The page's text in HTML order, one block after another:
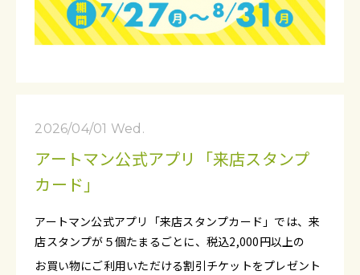
2026/04/01 Wed.
アートマン公式アプリ「来店スタンプ
カード」
アートマン公式アプリ「来店スタンプカード」では、来
店スタンプが５個たまるごとに、税込2,000円以上の
お買い物にご利用いただける割引チケットをプレゼント